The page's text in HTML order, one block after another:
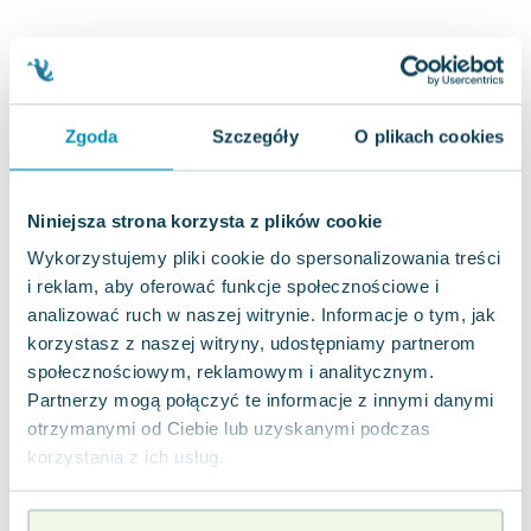
Zgoda Szczegóły O plikach cookies
Niniejsza strona korzysta z plików cookie
Wykorzystujemy pliki cookie do spersonalizowania treści
i reklam, aby oferować funkcje społecznościowe i
analizować ruch w naszej witrynie. Informacje o tym, jak
korzystasz z naszej witryny, udostępniamy partnerom
społecznościowym, reklamowym i analitycznym.
Partnerzy mogą połączyć te informacje z innymi danymi
otrzymanymi od Ciebie lub uzyskanymi podczas
korzystania z ich usług.
Aleksander Puszkin
Oscar Wilde
Małgorzata Ohme
Maddie Ziegler
Joanna Racewicz
Maria Seweryn
Janina Zającówna
Eric Helms
Anna Prus (oprac.)
Nela Mała Reporterka
Agnieszka Maciąg
Barbara Wrzesińska
Virginia Woolf